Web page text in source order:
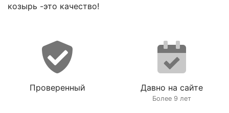
козырь -это качество!
Проверенный Давно на сайте
Более 9 лет